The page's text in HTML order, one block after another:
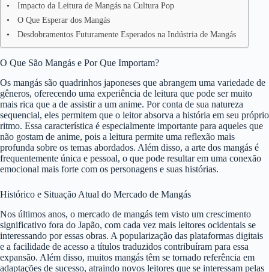
Impacto da Leitura de Mangás na Cultura Pop
O Que Esperar dos Mangás
Desdobramentos Futuramente Esperados na Indústria de Mangás
O Que São Mangás e Por Que Importam?
Os mangás são quadrinhos japoneses que abrangem uma variedade de
gêneros, oferecendo uma experiência de leitura que pode ser muito
mais rica que a de assistir a um anime. Por conta de sua natureza
sequencial, eles permitem que o leitor absorva a história em seu próprio
ritmo. Essa característica é especialmente importante para aqueles que
não gostam de anime, pois a leitura permite uma reflexão mais
profunda sobre os temas abordados. Além disso, a arte dos mangás é
frequentemente única e pessoal, o que pode resultar em uma conexão
emocional mais forte com os personagens e suas histórias.
Histórico e Situação Atual do Mercado de Mangás
Nos últimos anos, o mercado de mangás tem visto um crescimento
significativo fora do Japão, com cada vez mais leitores ocidentais se
interessando por essas obras. A popularização das plataformas digitais
e a facilidade de acesso a títulos traduzidos contribuíram para essa
expansão. Além disso, muitos mangás têm se tornado referência em
adaptações de sucesso, atraindo novos leitores que se interessam pelas